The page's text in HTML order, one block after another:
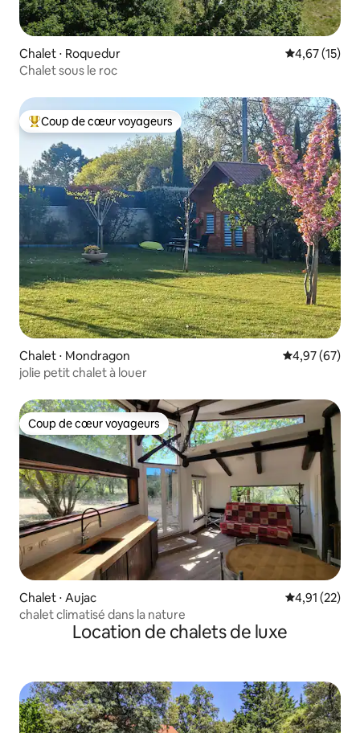
Chalet ⋅ Roquedur Évaluation
4,67 (15)
Chalet sous le roc
Coups de cœur voyageurs les plus appréciés
Coup de cœur voyageurs
Chalet ⋅ Mondragon Évaluation
4,97 (67)
jolie petit chalet à louer
Coup de cœur voyageurs
Coup de cœur voyageurs
Chalet ⋅ Aujac Évaluation
4,91 (22)
chalet climatisé dans la nature
Location de chalets de luxe